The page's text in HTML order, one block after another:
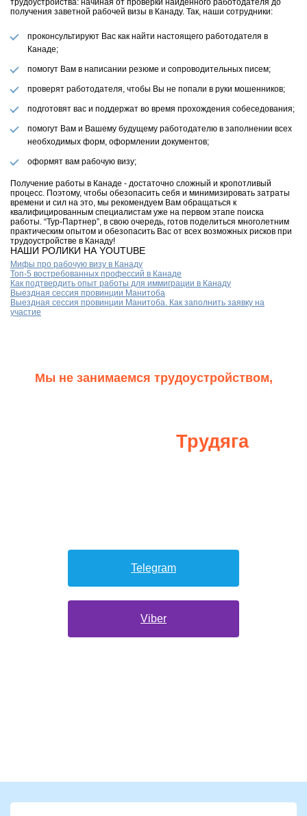
трудоустройства: начиная от проверки найденного работодателя до
получения заветной рабочей визы в Канаду. Так, наши сотрудники:
проконсультируют Вас как найти настоящего работодателя в
Канаде;
помогут Вам в написании резюме и сопроводительных писем;
проверят работодателя, чтобы Вы не попали в руки мошенников;
подготовят вас и поддержат во время прохождения собеседования;
помогут Вам и Вашему будущему работодателю в заполнении всех
необходимых форм, оформлении документов;
оформят вам рабочую визу;
Получение работы в Канаде - достаточно сложный и кропотливый
процесс. Поэтому, чтобы обезопасить себя и минимизировать затраты
времени и сил на это, мы рекомендуем Вам обращаться к
квалифицированным специалистам уже на первом этапе поиска
работы. “Тур-Партнер”, в свою очередь, готов поделиться многолетним
практическим опытом и обезопасить Вас от всех возможных рисков при
трудоустройстве в Канаду!
НАШИ РОЛИКИ НА YOUTUBE
Мифы про рабочую визу в Канаду
Топ-5 востребованных профессий в Канаде
Как подтвердить опыт работы для иммиграции в Канаду
Выездная сессия провинции Манитоба
Выездная сессия провинции Манитоба. Как заполнить заявку на
участие
Мы не занимаемся трудоустройством,
Трудяга.
Telegram
Viber